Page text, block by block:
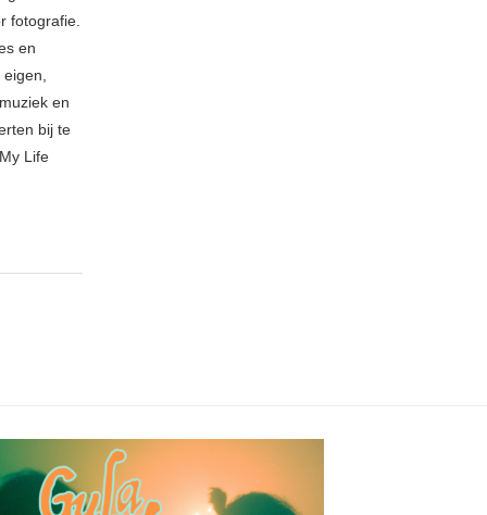
fotografie.
en
en
bij te
Life